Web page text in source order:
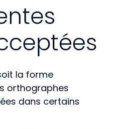
la forme
orthographes
dans certains